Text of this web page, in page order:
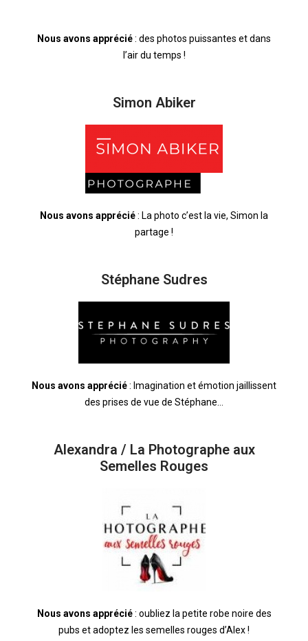
Nous avons apprécié: des photos puissantes et dans
l’air du temps !
Simon Abiker
Nous avons apprécié: La photo c’est la vie, Simon la
partage !
Stéphane Sudres
Nous avons apprécié: Imagination et émotion jaillissent
des prises de vue de Stéphane…
Alexandra / La Photographe aux
Semelles Rouges
Nous avons apprécié: oubliez la petite robe noire des
pubs et adoptez les semelles rouges d’Alex !